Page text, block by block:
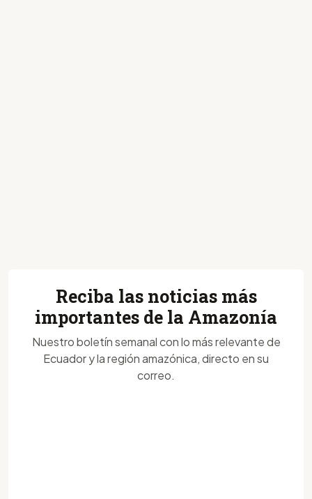
Reciba las noticias más
importantes de la Amazonía
Nuestro boletín semanal con lo más relevante de
Ecuador y la región amazónica, directo en su
correo.